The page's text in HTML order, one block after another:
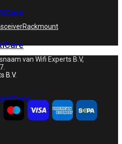
Rackmount
van Wifi Experts B.V,
B.V.